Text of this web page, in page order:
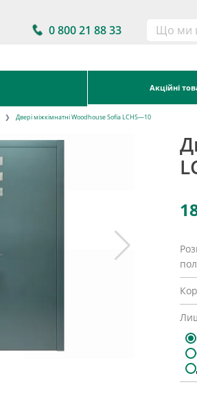
0 800 21 88 33
Акційні
Двері міжкімнатні Woodhouse Sofia LCHS—10